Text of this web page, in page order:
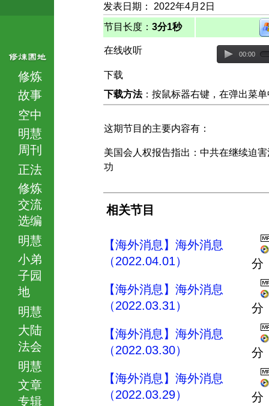
修炼
故事
空中
明慧
周刊
正法
修炼
交流
选编
明慧
小弟
子园
地
明慧
大陆
法会
明慧
文章
专辑
发表日期： 2022年4月2日
节目长度： 3分1秒
在线收听 00:00
下载
下载方法：按鼠标器右键，在弹出菜
这期节目的主要内容有：
美国会人权报告指出：中共在继续迫害
功
相关节目
【海外消息】海外消息
（2022.04.01）
分
【海外消息】海外消息
（2022.03.31）
分
【海外消息】海外消息
（2022.03.30）
分
【海外消息】海外消息
（2022.03.29）
分